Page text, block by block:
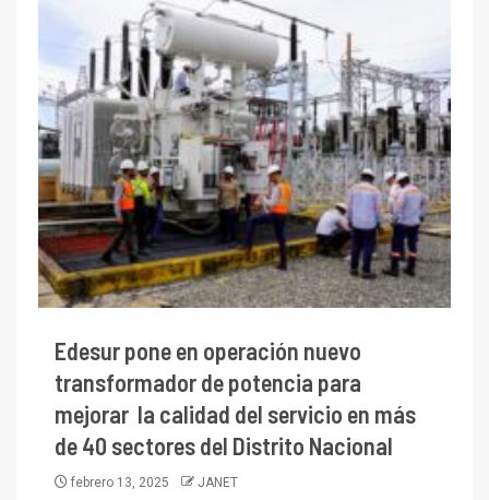
Edesur pone en operación nuevo
transformador de potencia para
mejorar la calidad del servicio en más
de 40 sectores del Distrito Nacional
febrero 13, 2025 JANET